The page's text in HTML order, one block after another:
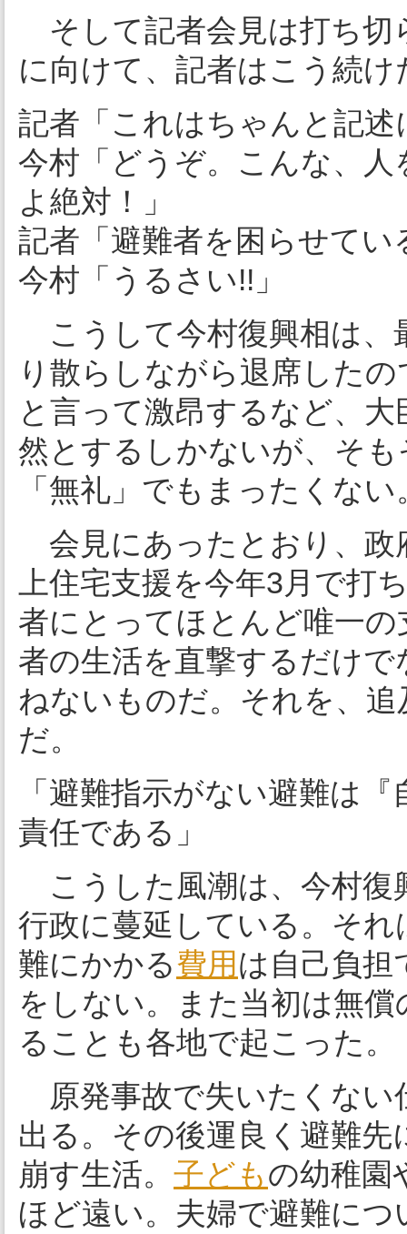
そして記者会見は打ち切
に向けて、記者はこう続け
記者「これはちゃんと記
今村「どうぞ。こんな、人
よ絶対！」
記者「避難者を困らせて
今村「うるさい!!」
こうして今村復興相は、
り散らしながら退席した
と言って激昂するなど、
然とするしかないが、そ
「無礼」でもまったくない
会見にあったとおり、政
上住宅支援を今年3月で打
者にとってほとんど唯一
者の生活を直撃するだけ
ねないものだ。それを、
だ。
「避難指示がない避難は
責任である」
こうした風潮は、今村復
行政に蔓延している。そ
難にかかる費用 は自己負担
をしない。また当初は無
ることも各地で起こった。
原発事故で失いたくない
出る。その後運良く避難
崩す生活。 子どもの幼稚園
ほど遠い。夫婦で避難に